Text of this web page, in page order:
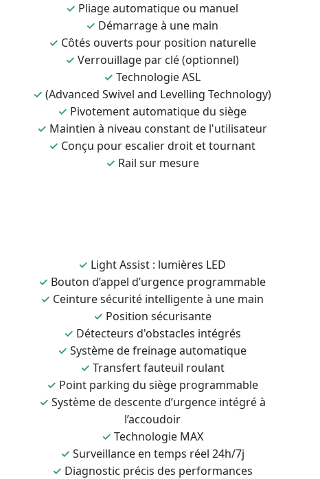
✓ Pliage automatique ou manuel
✓ Démarrage à une main
✓ Côtés ouverts pour position naturelle
✓ Verrouillage par clé (optionnel)
✓ Technologie ASL
✓ (Advanced Swivel and Levelling Technology)
✓ Pivotement automatique du siège
✓ Maintien à niveau constant de l'utilisateur
✓ Conçu pour escalier droit et tournant
✓ Rail sur mesure
✓ Light Assist : lumières LED
✓ Bouton d’appel d’urgence programmable
✓ Ceinture sécurité intelligente à une main
✓ Position sécurisante
✓ Détecteurs d'obstacles intégrés
✓ Système de freinage automatique
✓ Transfert fauteuil roulant
✓ Point parking du siège programmable
✓ Système de descente d’urgence intégré à
l’accoudoir
✓ Technologie MAX
✓ Surveillance en temps réel 24h/7j
✓ Diagnostic précis des performances